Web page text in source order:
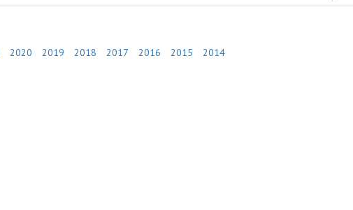
2020 2019 2018 2017 2016 2015 2014